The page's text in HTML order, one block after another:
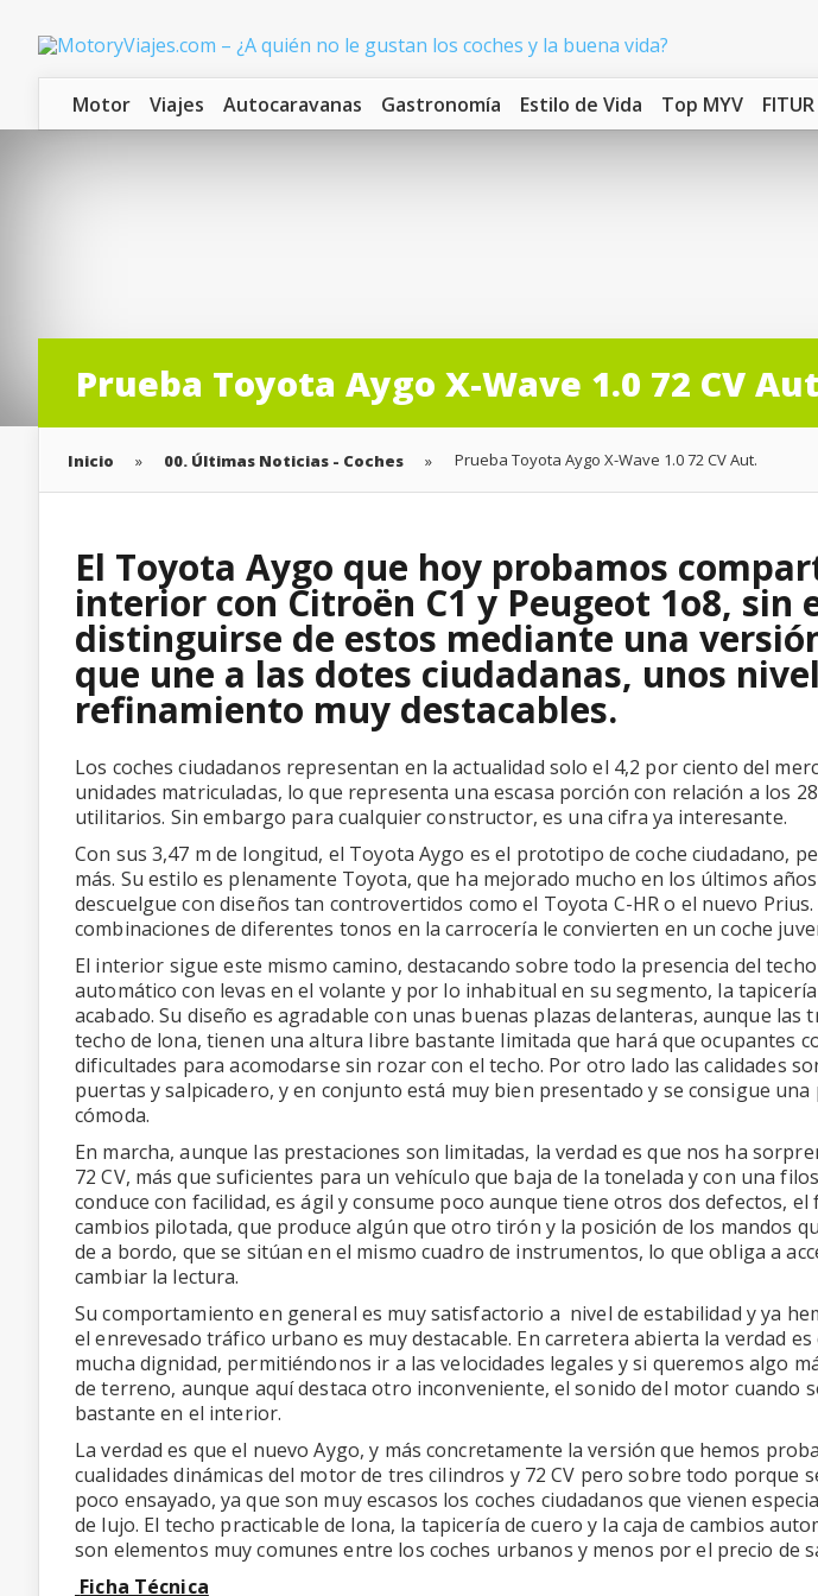
Motor Viajes Autocaravanas Gastronomía Estilo de Vida Top MYV FITUR
Prueba Toyota Aygo X-Wave 1.0 72 CV
Inicio » 00. Últimas Noticias - Coches » Prueba Toyota Aygo X-Wave 1.0 72 CV Aut.
El Toyota Aygo que hoy probamos
interior con Citroën C1 y Peugeot 1o8, sin
distinguirse de estos mediante una
que une a las dotes ciudadanas, unos
refinamiento muy destacables.
Los coches ciudadanos representan en la actualidad solo el 4,2 por ciento del
unidades matriculadas, lo que representa una escasa porción con relación a los
utilitarios. Sin embargo para cualquier constructor, es una cifra ya interesante.
Con sus 3,47 m de longitud, el Toyota Aygo es el prototipo de coche ciudadano,
más. Su estilo es plenamente Toyota, que ha mejorado mucho en los últimos
descuelgue con diseños tan controvertidos como el Toyota C-HR o el nuevo
combinaciones de diferentes tonos en la carrocería le convierten en un coche
El interior sigue este mismo camino, destacando sobre todo la presencia del
automático con levas en el volante y por lo inhabitual en su segmento, la
acabado. Su diseño es agradable con unas buenas plazas delanteras, aunque las
techo de lona, tienen una altura libre bastante limitada que hará que ocupantes
dificultades para acomodarse sin rozar con el techo. Por otro lado las calidades
puertas y salpicadero, y en conjunto está muy bien presentado y se consigue
cómoda.
En marcha, aunque las prestaciones son limitadas, la verdad es que nos ha
72 CV, más que suficientes para un vehículo que baja de la tonelada y con una
conduce con facilidad, es ágil y consume poco aunque tiene otros dos defectos,
cambios pilotada, que produce algún que otro tirón y la posición de los mandos
de a bordo, que se sitúan en el mismo cuadro de instrumentos, lo que obliga a
cambiar la lectura.
Su comportamiento en general es muy satisfactorio a nivel de estabilidad y ya
el enrevesado tráfico urbano es muy destacable. En carretera abierta la verdad
mucha dignidad, permitiéndonos ir a las velocidades legales y si queremos algo
de terreno, aunque aquí destaca otro inconveniente, el sonido del motor cuando
bastante en el interior.
La verdad es que el nuevo Aygo, y más concretamente la versión que hemos
cualidades dinámicas del motor de tres cilindros y 72 CV pero sobre todo porque
poco ensayado, ya que son muy escasos los coches ciudadanos que vienen
de lujo. El techo practicable de lona, la tapicería de cuero y la caja de cambios
son elementos muy comunes entre los coches urbanos y menos por el precio de
Ficha Técnica